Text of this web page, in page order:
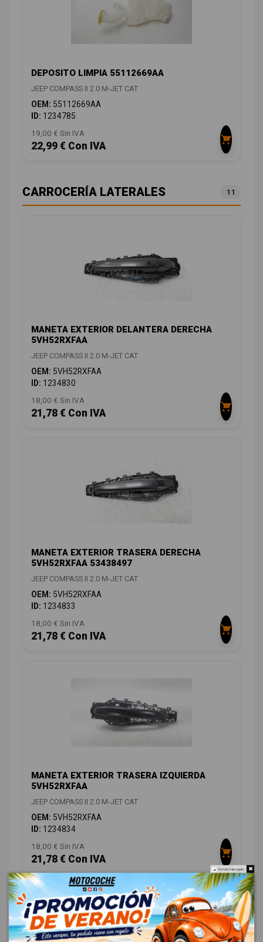
DEPOSITO LIMPIA 55112669AA
JEEP COMPASS II 2.0 M-JET CAT
OEM: 55112669AA
ID: 1234785
19,00 € Sin IVA
22,99 € Con IVA
CARROCERÍA LATERALES 11
MANETA EXTERIOR DELANTERA DERECHA
5VH52RXFAA
JEEP COMPASS II 2.0 M-JET CAT
OEM: 5VH52RXFAA
ID: 1234830
18,00 € Sin IVA
21,78 € Con IVA
MANETA EXTERIOR TRASERA DERECHA
5VH52RXFAA 53438497
JEEP COMPASS II 2.0 M-JET CAT
OEM: 5VH52RXFAA
ID: 1234833
18,00 € Sin IVA
21,78 € Con IVA
MANETA EXTERIOR TRASERA IZQUIERDA
5VH52RXFAA
JEEP COMPASS II 2.0 M-JET CAT
OEM: 5VH52RXFAA
ID: 1234834
18,00 € Sin IVA
21,78 € Con IVA
Do not show again.